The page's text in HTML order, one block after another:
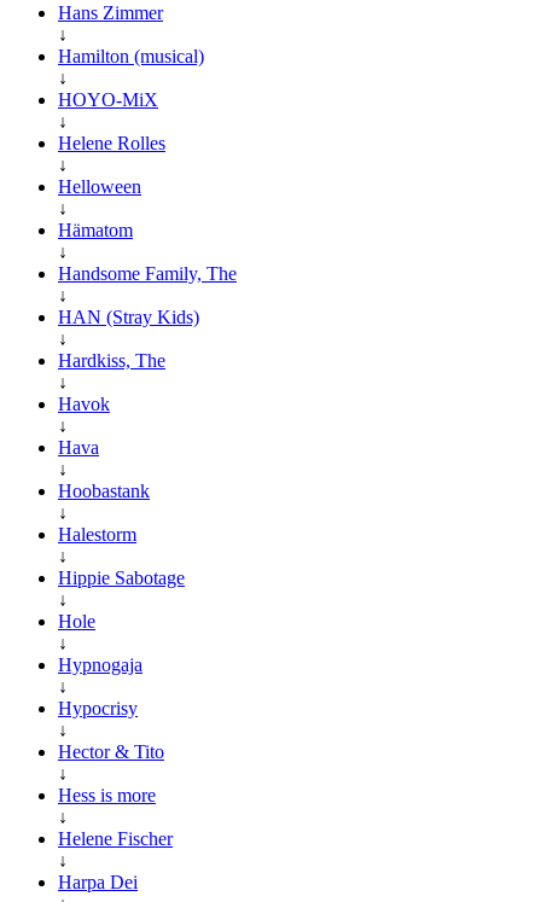
Hans Zimmer
↓
Hamilton (musical)
↓
HOYO-MiX
↓
Helene Rolles
↓
Helloween
↓
Hämatom
↓
Handsome Family, The
↓
HAN (Stray Kids)
↓
Hardkiss, The
↓
Havok
↓
Hava
↓
Hoobastank
↓
Halestorm
↓
Hippie Sabotage
↓
Hole
↓
Hypnogaja
↓
Hypocrisy
↓
Hector & Tito
↓
Hess is more
↓
Helene Fischer
↓
Harpa Dei